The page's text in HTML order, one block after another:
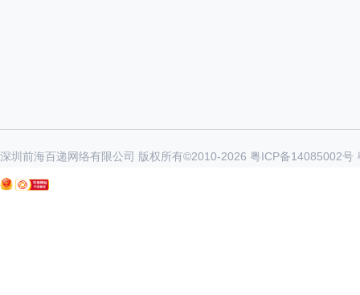
深圳前海百递网络有限公司 版权所有©2010-2026 粤ICP备14085002号